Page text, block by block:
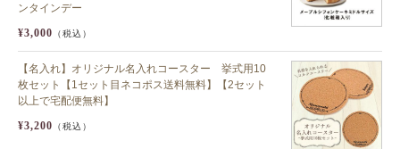
ンタインデー
¥3,000 （税込）
【名入れ】オリジナル名入れコースター 挙式用10
枚セット【1セット目ネコポス送料無料】【2セット
以上で宅配便無料】
¥3,200 （税込）